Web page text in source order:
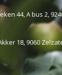
44, A bus 2,
18, 9060